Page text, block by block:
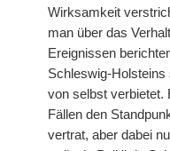
Wirksamkeit
man über das
Ereignissen
Schleswig-
von selbst verbietet.
Fällen den
vertrat, aber dabei